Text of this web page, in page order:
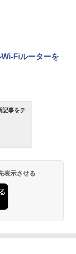
Fiルーターを
記事をチ
表示させる